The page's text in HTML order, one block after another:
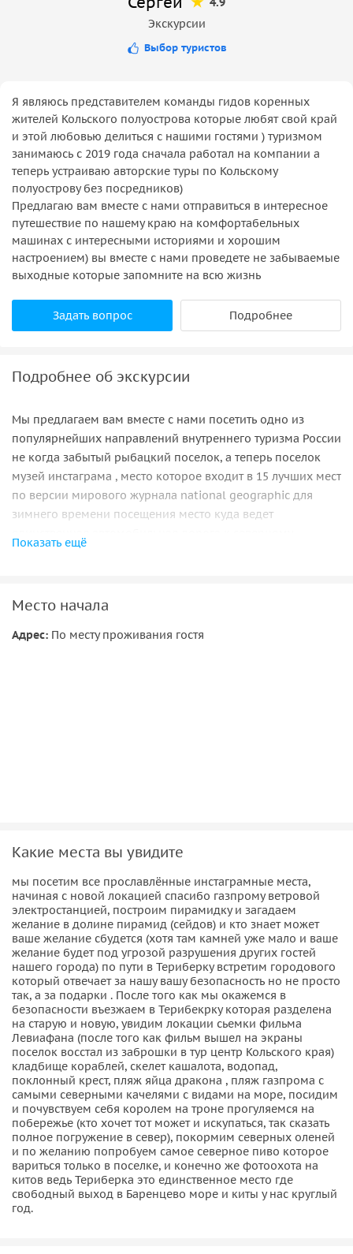
Экскурсии
Выбор туристов
Я являюсь представителем команды гидов коренных
жителей Кольского полуострова которые любят свой край
и этой любовью делиться с нашими гостями ) туризмом
занимаюсь с 2019 года сначала работал на компании а
теперь устраиваю авторские туры по Кольскому
полуострову без посредников)
Предлагаю вам вместе с нами отправиться в интересное
путешествие по нашему краю на комфортабельных
машинах с интересными историями и хорошим
настроением) вы вместе с нами проведете не забываемые
выходные которые запомните на всю жизнь
Задать вопрос Подробнее
Подробнее об экскурсии
Мы предлагаем вам вместе с нами посетить одно из
популярнейших направлений внутреннего туризма России
не когда забытый рыбацкий поселок, а теперь поселок
музей инстаграма , место которое входит в 15 лучших мест
по версии мирового журнала national geographic для
зимнего времени посещения место куда ведет
ледовитому океану и краю земли. ВАЖНО, что экскурсия
Показать ещё
Место начала
Адрес: По месту проживания гостя
Какие места вы увидите
мы посетим все прославлённые инстаграмные места,
начиная с новой локацией спасибо газпрому ветровой
электростанцией, построим пирамидку и загадаем
желание в долине пирамид (сейдов) и кто знает может
ваше желание сбудется (хотя там камней уже мало и ваше
желание будет под угрозой разрушения других гостей
нашего города) по пути в Териберку встретим городового
который отвечает за нашу вашу безопасность но не просто
так, а за подарки . После того как мы окажемся в
безопасности въезжаем в Терибекрку которая разделена
на старую и новую, увидим локации сьемки фильма
Левиафана (после того как фильм вышел на экраны
поселок восстал из заброшки в тур центр Кольского края)
кладбище кораблей, скелет кашалота, водопад,
поклонный крест, пляж яйца дракона , пляж газпрома с
самыми северными качелями с видами на море, посидим
и почувствуем себя королем на троне прогуляемся на
побережье (кто хочет тот может и искупаться, так сказать
полное погружение в север), покормим северных оленей
и по желанию попробуем самое северное пиво которое
вариться только в поселке, и конечно же фотоохота на
китов ведь Териберка это единственное место где
свободный выход в Баренцево море и киты у нас круглый
год.